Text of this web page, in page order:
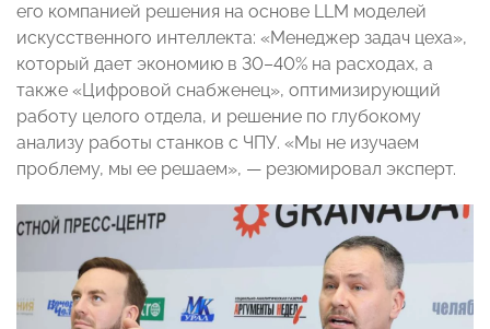
его компанией решения на основе LLM моделей
искусственного интеллекта: «Менеджер задач цеха»,
который дает экономию в 30–40% на расходах, а
также «Цифровой снабженец», оптимизирующий
работу целого отдела, и решение по глубокому
анализу работы станков с ЧПУ. «Мы не изучаем
проблему, мы ее решаем», — резюмировал эксперт.